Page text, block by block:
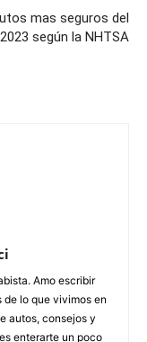
mas seguros del
2023 según la NHTSA
Amo escribir
lo que vivimos en
autos, consejos y
enterarte un poco